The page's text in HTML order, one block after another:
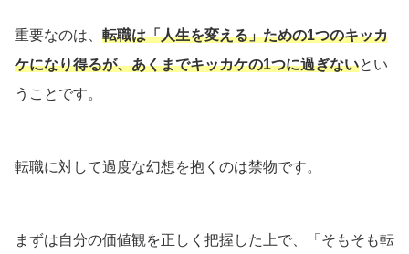
重要なのは、 転職は「人生を変える」ための1つのキッカ
ケになり得るが、あくまでキッカケの1つに過ぎないとい
うことです。
転職に対して過度な幻想を抱くのは禁物です。
まずは自分の価値観を正しく把握した上で、「そもそも転